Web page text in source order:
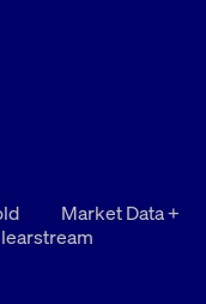
Market Data +